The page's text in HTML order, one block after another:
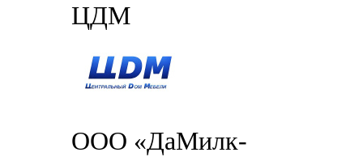
ЦДМ
ООО «ДаМилк-